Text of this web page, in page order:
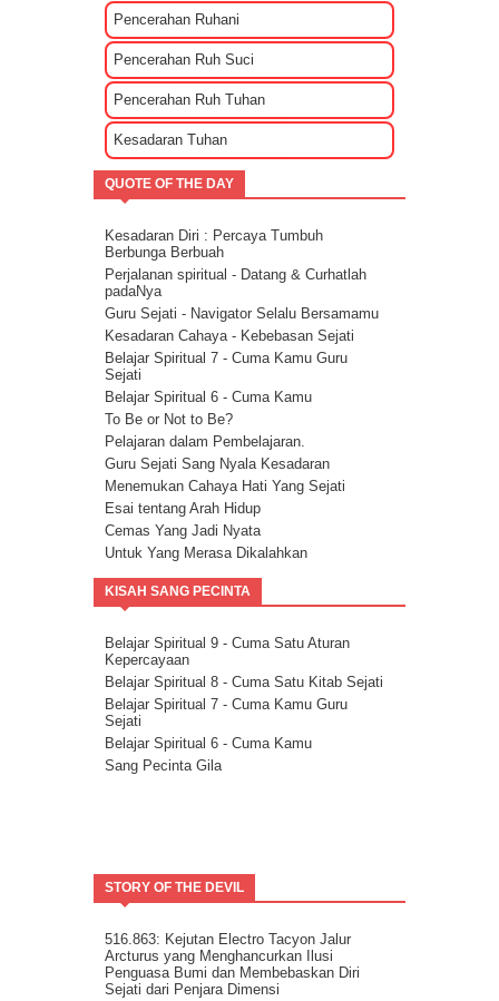
Penyebab Terjadinya Masalah Dalam
Kehidupan Part 2
Penyebab Terjadinya Masalah Dalam
Kehidupan Part 1
Kekuatan Hati Kunci Langgengnya Suatu
Hubungan
Mencari Cinta Sejati Untuk Masa Depan
Mencari Arti Cinta Sejati Dalam Sebuah
Hubungan
Cara Menenangkan Pikiran Saat Galau
Menghapuskan Energi Negatif
Cara Mengatasi Depresi Menggunakan
Energi
Energi Kasih Sayang - Tehnik Double Pink
Pencerahan Ruhani
Pencerahan Ruh Suci
Pencerahan Ruh Tuhan
Kesadaran Tuhan
QUOTE OF THE DAY
Kesadaran Diri : Percaya Tumbuh
Berbunga Berbuah
Perjalanan spiritual - Datang & Curhatlah
padaNya
Guru Sejati - Navigator Selalu Bersamamu
Kesadaran Cahaya - Kebebasan Sejati
Belajar Spiritual 7 - Cuma Kamu Guru
Sejati
Belajar Spiritual 6 - Cuma Kamu
To Be or Not to Be?
Pelajaran dalam Pembelajaran.
Guru Sejati Sang Nyala Kesadaran
Menemukan Cahaya Hati Yang Sejati
Esai tentang Arah Hidup
Cemas Yang Jadi Nyata
Untuk Yang Merasa Dikalahkan
Corona dan Congorna
Kita semua adalah saluran berkat
Rencana Agung
Milikilah Kepercayaan penuh kepada
Kekuatan Iman.
Bakatmu.
Janji Pelajaran untuk kemandirian Jiwa
Spiritualitas Kehidupan
Arahkan Perhatianmu Ke Dalam
Tentang Aspirasi.
Buanglah Belenggu Diri Palsu itu..
Pertanyaan untuk Dipertimbangkan.
Ini Bisa Jadi Hidup Yang Mudah
KISAH SANG PECINTA
Belajar Spiritual 9 - Cuma Satu Aturan
Kepercayaan
Belajar Spiritual 8 - Cuma Satu Kitab Sejati
Belajar Spiritual 7 - Cuma Kamu Guru
Sejati
Belajar Spiritual 6 - Cuma Kamu
Sang Pecinta Gila
STORY OF THE DEVIL
516.863: Kejutan Electro Tacyon Jalur
Arcturus yang Menghancurkan Ilusi
Penguasa Bumi dan Membebaskan Diri
Sejati dari Penjara Dimensi